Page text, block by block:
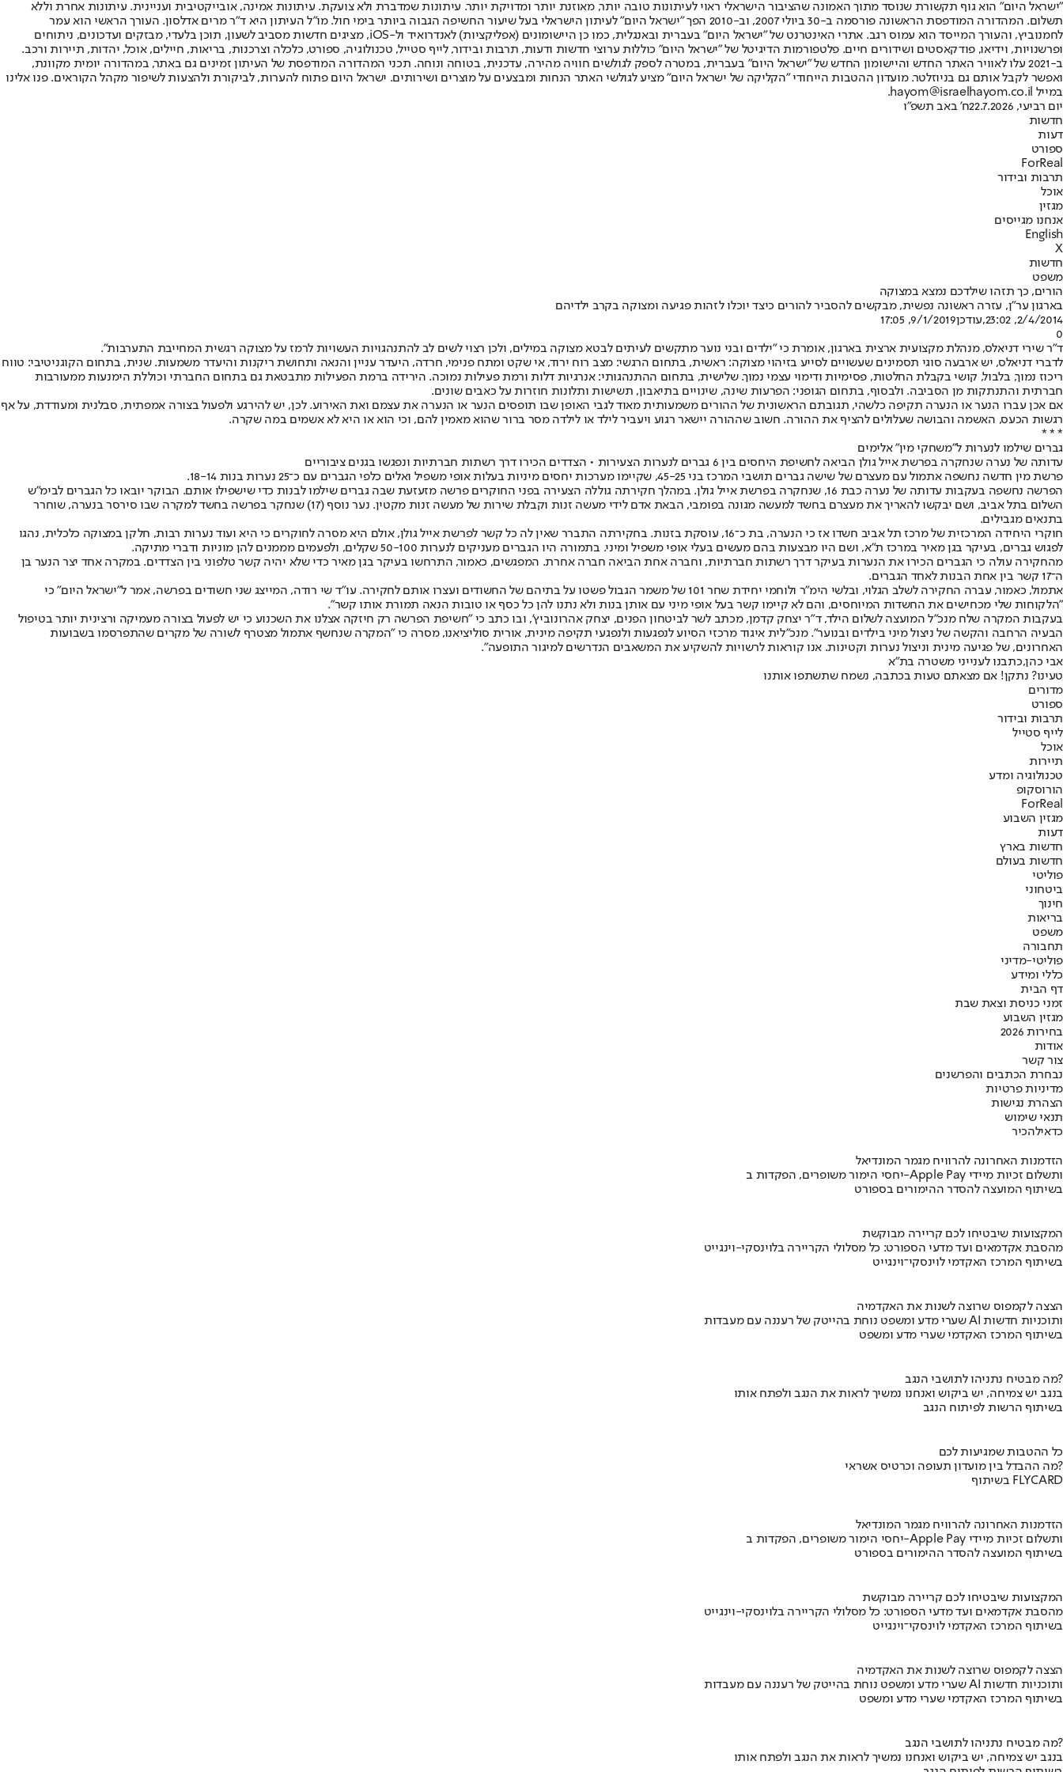
"ישראל היום" הוא גוף תקשורת שנוסד מתוך האמונה שהציבור הישראלי ראוי לעיתונות טובה יותר, מאוזנת יותר ומדויקת יותר. עיתונות שמדברת ולא צועקת. עיתונות אמינה, אובייקטיבית ועניינית. עיתונות אחרת וללא
תשלום. המהדורה המודפסת הראשונה פורסמה ב-30 ביולי 2007, וב-2010 הפך "ישראל היום" לעיתון הישראלי בעל שיעור החשיפה הגבוה ביותר בימי חול. מו"ל העיתון היא ד"ר מרים אדלסון. העורך הראשי הוא עמר
לחמנוביץ, והעורך המייסד הוא עמוס רגב. אתרי האינטרנט של "ישראל היום" בעברית ובאנגלית, כמו כן היישומונים (אפליקציות) לאנדרואיד ול-iOS, מציגים חדשות מסביב לשעון, תוכן בלעדי, מבזקים ועדכונים, ניתוחים
ופרשנויות, וידיאו, פודקאסטים ושידורים חיים. פלטפורמות הדיגיטל של "ישראל היום" כוללות ערוצי חדשות ודעות, תרבות ובידור, לייף סטייל, טכנולוגיה, ספורט, כלכלה וצרכנות, בריאות, חיילים, אוכל, יהדות, תיירות ורכב.
ב-2021 עלו לאוויר האתר החדש והיישומון החדש של "ישראל היום" בעברית, במטרה לספק לגולשים חוויה מהירה, עדכנית, בטוחה ונוחה. תכני המהדורה המודפסת של העיתון זמינים גם באתר, במהדורה יומית מקוונת,
ואפשר לקבל אותם גם בניוזלטר. מועדון ההטבות הייחודי "הקליקה של ישראל היום" מציע לגולשי האתר הנחות ומבצעים על מוצרים ושירותים. ישראל היום פתוח להערות, לביקורת ולהצעות לשיפור מקהל הקוראים. פנו אלינו
במייל hayom@israelhayom.co.il.
יום רביעי, 22.7.2026
ח' באב תשפ"ו
חדשות
דעות
ספורט
ForReal
תרבות ובידור
אוכל
מגזין
אנחנו מגייסים
English
X
חדשות
משפט
הורים, כך תזהו שילדכם נמצא במצוקה
בארגון ער"ן, עזרה ראשונה נפשית, מבקשים להסביר להורים כיצד יוכלו לזהות פגיעה ומצוקה בקרב ילדיהם
2/4/2014, 23:02
,עודכן9/1/2019, 17:05
0
ד"ר שירי דניאלס, מנהלת מקצועית ארצית בארגון, אומרת כי "ילדים ובני נוער מתקשים לעיתים לבטא מצוקה במילים, ולכן רצוי לשים לב להתנהגויות העשויות לרמז על מצוקה רגשית המחייבת התערבות".
לדברי דניאלס, יש ארבעה סוגי תסמינים שעשויים לסייע בזיהוי מצוקה: ראשית, בתחום הרגשי: מצב רוח ירוד, אי שקט ומתח פנימי, חרדה, היעדר עניין והנאה ותחושת ריקנות והיעדר משמעות. שנית, בתחום הקוגניטיבי: טווח
ריכוז נמוך, בלבול, קושי בקבלת החלטות, פסימיות ודימוי עצמי נמוך. שלישית, בתחום ההתנהגותי: אנרגיות דלות ורמת פעילות נמוכה. הירידה ברמת הפעילות מתבטאת גם בתחום החברתי וכוללת הימנעות ממעורבות
חברתית והתנתקות מן הסביבה. ולבסוף, בתחום הגופני: הפרעות שינה, שינויים בתיאבון, תשישות ותלונות חוזרות על כאבים שונים.
אם אכן עברו הנער או הנערה תקיפה כלשהי, תגובתם הראשונית של ההורים משמעותית מאוד לגבי האופן שבו תופסים הנער או הנערה את עצמם ואת האירוע. לכן, יש להירגע ולפעול בצורה אמפתית, סבלנית ומעודדת, על אף
רגשות הכעס, האשמה והבושה שעלולים להציף את ההורה. חשוב שההורה יישאר רגוע ויעביר לילד או לילדה מסר ברור שהוא מאמין להם, וכי הוא או היא לא אשמים במה שקרה.
* * *
גברים שילמו לנערות ל"משחקי מין" אלימים
עדותה של נערה שנחקרה בפרשת אייל גולן הביאה לחשיפת היחסים בין 6 גברים לנערות הצעירות • הצדדים הכירו דרך רשתות חברתיות ונפגשו בגנים ציבוריים
פרשת מין חדשה נחשפה אתמול עם מעצרם של שישה גברים תושבי המרכז בני 45-25, שקיימו מערכות יחסים מיניות בעלות אופי משפיל ואלים כלפי הגברים עם כ־25 נערות בנות 18-14.
הפרשה נחשפה בעקבות עדותה של נערה כבת 16, שנחקרה בפרשת אייל גולן. במהלך חקירתה גוללה הצעירה בפני החוקרים פרשה מזעזעת שבה גברים שילמו לבנות כדי שישפילו אותם. הבוקר יובאו כל הגברים לבימ"ש
השלום בתל אביב, ושם יבקשו להאריך את מעצרם בחשד למעשה מגונה בפומבי, הבאת אדם לידי מעשה זנות וקבלת שירות של מעשה זנות מקטין. נער נוסף (17) שנחקר בפרשה בחשד למקרה שבו סירסר בנערה, שוחרר
בתנאים מגבילים.
חוקרי היחידה המרכזית של מרכז תל אביב חשדו אז כי הנערה, בת כ־16, עוסקת בזנות. בחקירתה התברר שאין לה כל קשר לפרשת אייל גולן, אולם היא מסרה לחוקרים כי היא ועוד נערות רבות, חלקן במצוקה כלכלית, נהגו
לפגוש גברים, בעיקר בגן מאיר במרכז ת"א, ושם היו מבצעות בהם מעשים בעלי אופי משפיל ומיני. בתמורה היו הגברים מעניקים לנערות 50-100 שקלים, ולפעמים מממנים להן מוניות ודברי מתיקה.
מהחקירה עולה כי הגברים הכירו את הנערות בעיקר דרך רשתות חברתיות, וחברה אחת הביאה חברה אחרת. המפגשים, כאמור, התרחשו בעיקר בגן מאיר כדי שלא יהיה קשר טלפוני בין הצדדים. במקרה אחד יצר הנער בן
ה־17 קשר בין אחת הבנות לאחד הגברים.
אתמול, כאמור, עברה החקירה לשלב הגלוי, ובלשי הימ"ר ולוחמי יחידת שחר 101 של משמר הגבול פשטו על בתיהם של החשודים ועצרו אותם לחקירה. עו"ד שי רודה, המייצג שני חשודים בפרשה, אמר ל"ישראל היום" כי
"הלקוחות שלי מכחישים את החשדות המיוחסים, והם לא קיימו קשר בעל אופי מיני עם אותן בנות ולא נתנו להן כל כסף או טובות הנאה תמורת אותו קשר".
בעקבות המקרה שלח מנכ"ל המועצה לשלום הילד, ד"ר יצחק קדמן, מכתב לשר לביטחון הפנים, יצחק אהרונוביץ', ובו כתב כי "חשיפת הפרשה רק חיזקה אצלנו את השכנוע כי יש לפעול בצורה מעמיקה ורצינית יותר בטיפול
הבעיה הרחבה והקשה של ניצול מיני בילדים ובנוער". מנכ"לית איגוד מרכזי הסיוע לנפגעות ולנפגעי תקיפה מינית, אורית סוליציאנו, מסרה כי "המקרה שנחשף אתמול מצטרף לשורה של מקרים שהתפרסמו בשבועות
האחרונים, של פגיעה מינית וניצול נערות וקטינות. אנו קוראות לרשויות להשקיע את המשאבים הנדרשים למיגור התופעה".
אבי כהן,כתבנו לענייני משטרה בת"א
טעינו? נתקן! אם מצאתם טעות בכתבה, נשמח שתשתפו אותנו
מדורים
ספורט
תרבות ובידור
לייף סטייל
אוכל
תיירות
טכנולוגיה ומדע
הורוסקופ
ForReal
מגזין השבוע
דעות
חדשות בארץ
חדשות בעולם
פוליטי
ביטחוני
חינוך
בריאות
משפט
תחבורה
פוליטי-מדיני
כללי ומידע
דף הבית
זמני כניסת וצאת שבת
מגזין השבוע
בחירות 2026
אודות
צור קשר
נבחרת הכתבים והפרשנים
מדיניות פרטיות
הצהרת נגישות
תנאי שימוש
כדאילהכיר
הזדמנות האחרונה להרוויח מגמר המונדיאל
יחסי הימור משופרים, הפקדות ב-Apple Pay ותשלום זכיות מיידי
בשיתוף המועצה להסדר ההימורים בספורט
המקצועות שיבטיחו לכם קריירה מבוקשת
מהסבת אקדמאים ועד מדעי הספורט: כל מסלולי הקריירה בלוינסקי-וינגייט
בשיתוף המרכז האקדמי לוינסקי־וינגייט
הצצה לקמפוס שרוצה לשנות את האקדמיה
שערי מדע ומשפט נוחת בהייטק של רעננה עם מעבדות AI ותוכניות חדשות
בשיתוף המרכז האקדמי שערי מדע ומשפט
מה מבטיח נתניהו לתושבי הנגב?
בנגב יש צמיחה, יש ביקוש ואנחנו נמשיך לראות את הנגב ולפתח אותו
בשיתוף הרשות לפיתוח הנגב
כל ההטבות שמגיעות לכם
מה ההבדל בין מועדון תעופה וכרטיס אשראי?
בשיתוף FLYCARD
הזדמנות האחרונה להרוויח מגמר המונדיאל
יחסי הימור משופרים, הפקדות ב-Apple Pay ותשלום זכיות מיידי
בשיתוף המועצה להסדר ההימורים בספורט
המקצועות שיבטיחו לכם קריירה מבוקשת
מהסבת אקדמאים ועד מדעי הספורט: כל מסלולי הקריירה בלוינסקי-וינגייט
בשיתוף המרכז האקדמי לוינסקי־וינגייט
הצצה לקמפוס שרוצה לשנות את האקדמיה
שערי מדע ומשפט נוחת בהייטק של רעננה עם מעבדות AI ותוכניות חדשות
בשיתוף המרכז האקדמי שערי מדע ומשפט
מה מבטיח נתניהו לתושבי הנגב?
בנגב יש צמיחה, יש ביקוש ואנחנו נמשיך לראות את הנגב ולפתח אותו